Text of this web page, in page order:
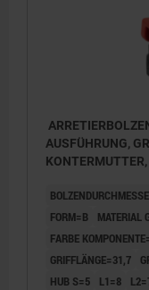
AUSFÜHRUNG,
FORM=B
MATERIAL
FARBE
GRIFFLÄNGE=31,7
HUB S=5
L1=8